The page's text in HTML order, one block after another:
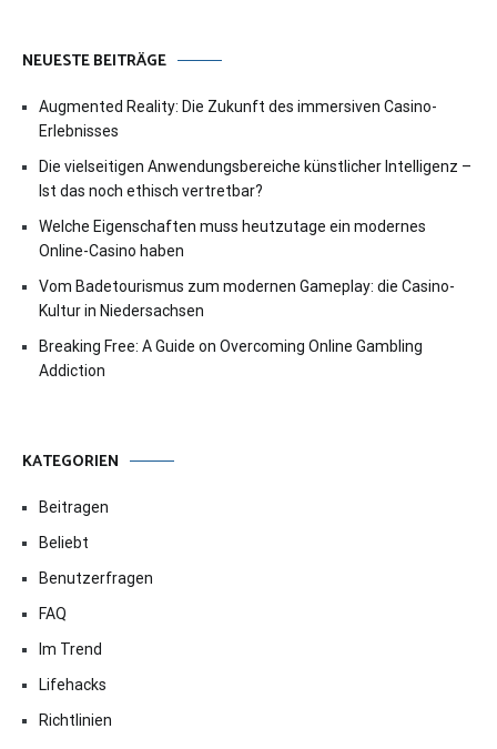
NEUESTE BEITRÄGE
Augmented Reality: Die Zukunft des immersiven Casino-
Erlebnisses
Die vielseitigen Anwendungsbereiche künstlicher Intelligenz –
Ist das noch ethisch vertretbar?
Welche Eigenschaften muss heutzutage ein modernes
Online-Casino haben
Vom Badetourismus zum modernen Gameplay: die Casino-
Kultur in Niedersachsen
Breaking Free: A Guide on Overcoming Online Gambling
Addiction
KATEGORIEN
Beitragen
Beliebt
Benutzerfragen
FAQ
Im Trend
Lifehacks
Richtlinien